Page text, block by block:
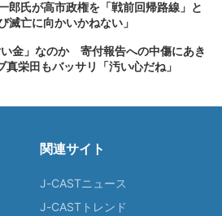
郎氏が高市政権を「戦前回帰路線」と
亡に向かいかねない」
金」なのか 寄付報告への中傷にあき
栄田もバッサリ「汚い心だね」
関連サイト
J-CASTニュース
J-CASTトレンド